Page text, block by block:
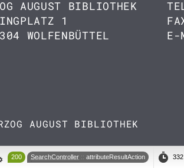
AUGUST BIBLIOTHEK
1
WOLFENBÜTTEL
E-
AUGUST BIBLIOTHEK
200 SearchController attributeResultAction